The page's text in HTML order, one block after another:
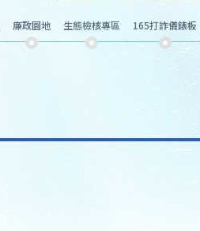
廉政園地 生態檢核專區 165打詐儀錶板